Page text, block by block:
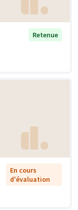
Retenue
En cours
d'évaluation